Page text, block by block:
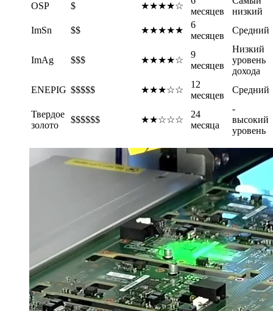
OSP $ ★★★★☆
месяцев
низкий
ImSn
$$ ★★★★★
6
месяцев
Средний
ImAg $$$ ★★★★☆
9
месяцев
Низкий
уровень
дохода
ENEPIG $$$$$ ★★★☆☆
12
месяцев
Средний
Твердое
золото
$$$$$$ ★★☆☆☆
24
месяца
-
высокий
уровень